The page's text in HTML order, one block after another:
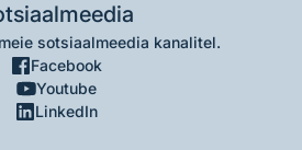
sotsiaalmeedia kanalitel.
Facebook
Youtube
LinkedIn